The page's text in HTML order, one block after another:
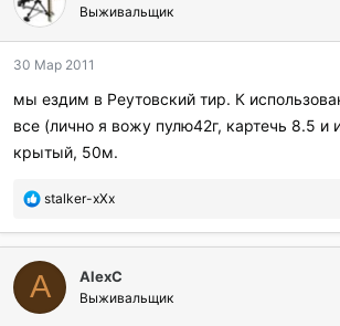
г
о
а
и
л
и
Выживальщик
30 Мар 2011
мы ездим в Реутовский тир. К
все (лично я вожу пулю42г, картечь 8.5 и
крытый, 50м.
П
б
а
г
о
stalker-xXx
A AlexС
Выживальщик